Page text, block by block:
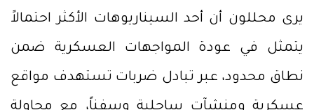
يرى محللون أن أحد السيناريوهات الأكثر احتمالاً
يتمثل في عودة المواجهات العسكرية ضمن
نطاق محدود، عبر تبادل ضربات تستهدف مواقع